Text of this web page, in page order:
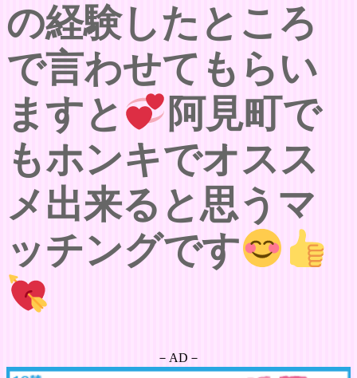
の経験したところ
で言わせてもらい
ますと
阿見町で
もホンキでオスス
メ出来ると思うマ
ッチングです
－AD－